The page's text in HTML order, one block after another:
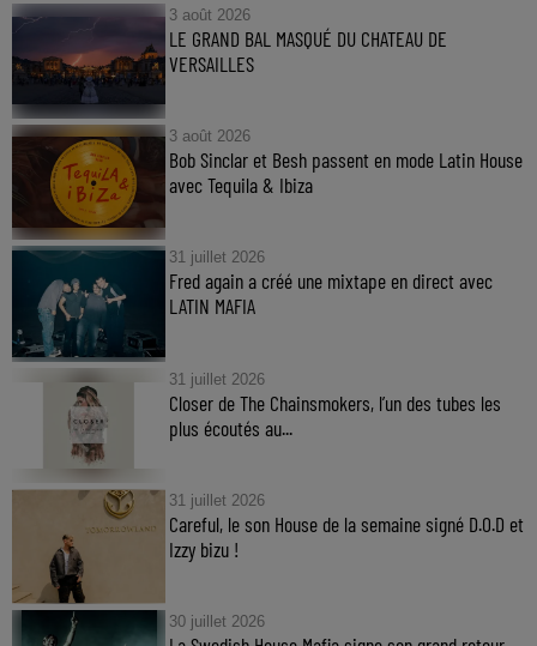
3 août 2026
LE GRAND BAL MASQUÉ DU CHATEAU DE
VERSAILLES
3 août 2026
Bob Sinclar et Besh passent en mode Latin House
avec Tequila & Ibiza
31 juillet 2026
Fred again a créé une mixtape en direct avec
LATIN MAFIA
31 juillet 2026
Closer de The Chainsmokers, l’un des tubes les
plus écoutés au...
31 juillet 2026
Careful, le son House de la semaine signé D.O.D et
Izzy bizu !
30 juillet 2026